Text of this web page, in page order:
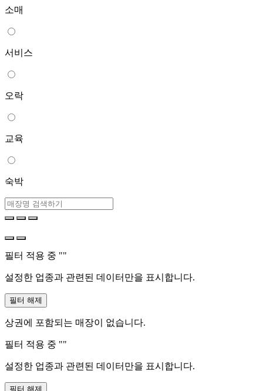
소매
서비스
오락
교육
숙박
필터 적용 중 ""
설정한 업종과 관련된 데이터만을 표시합니다.
필터 해제
상권에 포함되는 매장이 없습니다.
필터 적용 중 ""
설정한 업종과 관련된 데이터만을 표시합니다.
필터 해제